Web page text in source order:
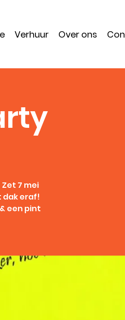
Verhuur Over ons
7 mei
dak eraf!
een pint